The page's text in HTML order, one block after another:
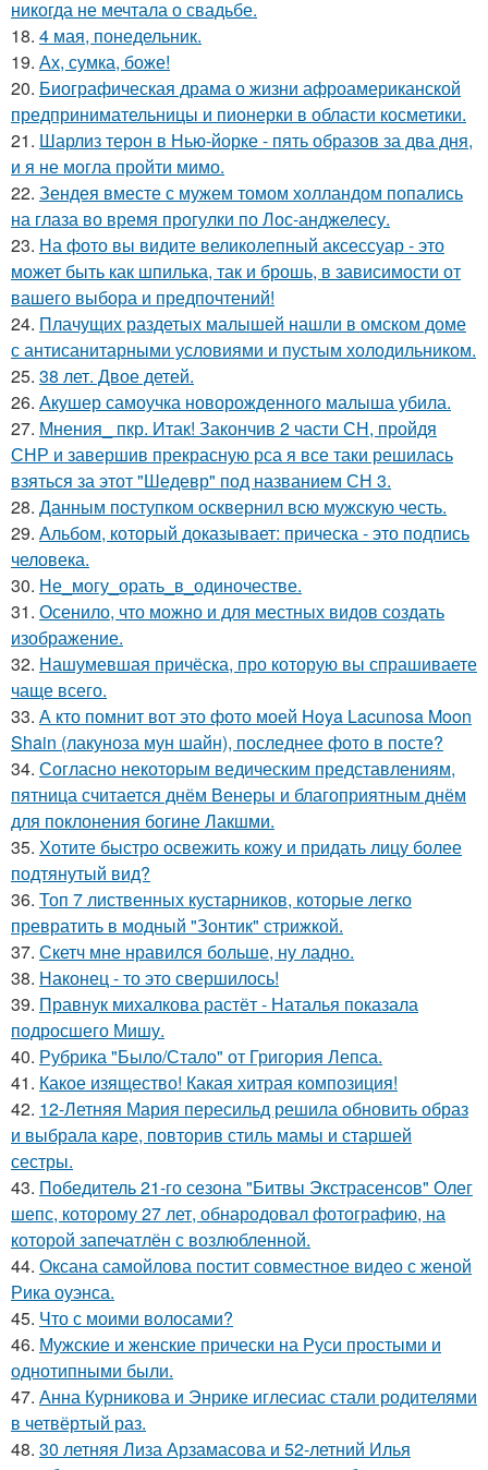
никогда не мечтала о свадьбе.
18. 4 мая, понедельник.
19. Ах, сумка, боже!
20. Биографическая драма о жизни афроамериканской
предпринимательницы и пионерки в области косметики.
21. Шарлиз терон в Нью-йорке - пять образов за два дня,
и я не могла пройти мимо.
22. Зендея вместе с мужем томом холландом попались
на глаза во время прогулки по Лос-анджелесу.
23. На фото вы видите великолепный аксессуар - это
может быть как шпилька, так и брошь, в зависимости от
вашего выбора и предпочтений!
24. Плачущих раздетых малышей нашли в омском доме
с антисанитарными условиями и пустым холодильником.
25. 38 лет. Двое детей.
26. Акушер самоучка новорожденного малыша убила.
27. Мнения_ пкр. Итак! Закончив 2 части СН, пройдя
СНР и завершив прекрасную рса я все таки решилась
взяться за этот "Шедевр" под названием СН 3.
28. Данным поступком осквернил всю мужскую честь.
29. Альбом, который доказывает: прическа - это подпись
человека.
30. Не_могу_орать_в_одиночестве.
31. Осенило, что можно и для местных видов создать
изображение.
32. Нашумевшая причёска, про которую вы спрашиваете
чаще всего.
33. А кто помнит вот это фото моей Hoya Lacunosa Moon
Shain (лакуноза мун шайн), последнее фото в посте?
34. Согласно некоторым ведическим представлениям,
пятница считается днём Венеры и благоприятным днём
для поклонения богине Лакшми.
35. Хотите быстро освежить кожу и придать лицу более
подтянутый вид?
36. Топ 7 лиственных кустарников, которые легко
превратить в модный "Зонтик" стрижкой.
37. Скетч мне нравился больше, ну ладно.
38. Наконец - то это свершилось!
39. Правнук михалкова растёт - Наталья показала
подросшего Мишу.
40. Рубрика "Было/Стало" от Григория Лепса.
41. Какое изящество! Какая хитрая композиция!
42. 12-Летняя Мария пересильд решила обновить образ
и выбрала каре, повторив стиль мамы и старшей
сестры.
43. Победитель 21-го сезона "Битвы Экстрасенсов" Олег
шепс, которому 27 лет, обнародовал фотографию, на
которой запечатлён с возлюбленной.
44. Оксана самойлова постит совместное видео с женой
Рика оуэнса.
45. Что с моими волосами?
46. Мужские и женские прически на Руси простыми и
однотипными были.
47. Анна Курникова и Энрике иглесиас стали родителями
в четвёртый раз.
48. 30 летняя Лиза Арзамасова и 52-летний Илья